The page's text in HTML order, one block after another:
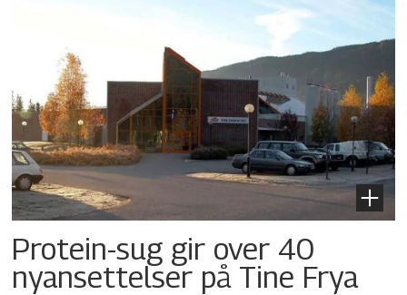
Protein-sug gir over 40
nyansettelser på Tine Frya